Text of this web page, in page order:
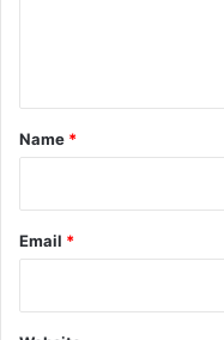
*
Name *
Email *